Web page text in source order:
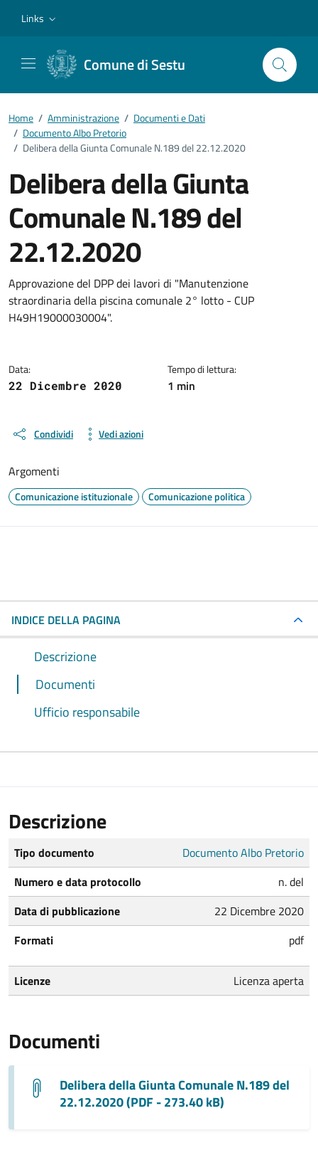
Links
Comune di Sestu
Home / Amministrazione / Documenti e Dati
/ Documento Albo Pretorio
/ Delibera della Giunta Comunale N.189 del 22.12.2020
Delibera della Giunta
Comunale N.189 del
22.12.2020
Dettagli del documento
Approvazione del DPP dei lavori di "Manutenzione
straordinaria della piscina comunale 2° lotto - CUP
H49H19000030004".
Data:
22 Dicembre 2020
Tempo di lettura:
1 min
Condividi Vedi azioni
Argomenti
Comunicazione istituzionale Comunicazione politica
INDICE DELLA PAGINA
Descrizione
Documenti
Ufficio responsabile
Descrizione
Tipo documento
Documento Albo Pretorio
Numero e data protocollo
n. del
Data di pubblicazione
22 Dicembre 2020
Formati
pdf
Licenze Licenza aperta
Documenti
Delibera della Giunta Comunale N.189 del
22.12.2020 (PDF - 273.40 kB)